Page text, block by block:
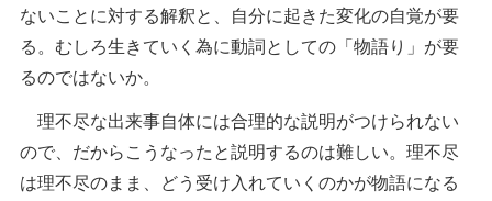
ないことに対する解釈と、自分に起きた変化の自覚が要
る。むしろ生きていく為に動詞としての「物語り」が要
るのではないか。
理不尽な出来事自体には合理的な説明がつけられない
ので、だからこうなったと説明するのは難しい。理不尽
は理不尽のまま、どう受け入れていくのかが物語になる